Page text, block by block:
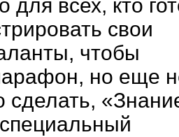
для всех, кто
свои
чтобы
но еще
сделать,